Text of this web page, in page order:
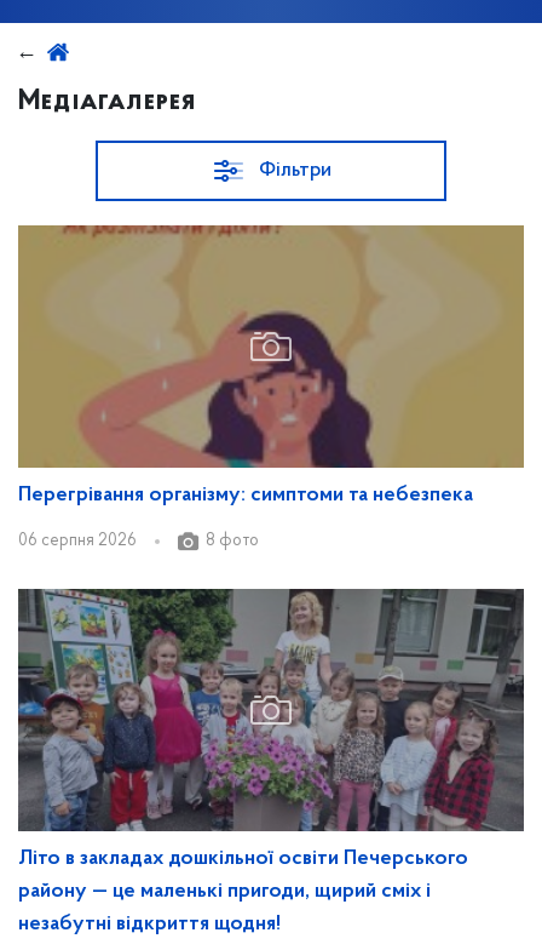
Медіагалерея
Фільтри
Перегрівання організму: симптоми та небезпека
06 серпня 2026 8 фото
Літо в закладах дошкільної освіти Печерського
району — це маленькі пригоди, щирий сміх і
незабутні відкриття щодня!